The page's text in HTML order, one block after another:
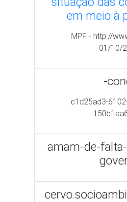
amam-de-
do-estado-se-
combate-
Fachin
distribuir
máscaras